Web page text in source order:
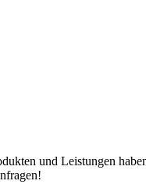
und Leistungen